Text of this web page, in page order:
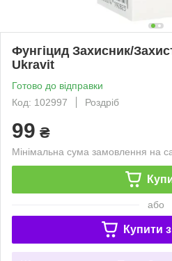
Фунгіцид Захисник/
Ukravit
Готово до відправки
Код: 102997
Роздріб
99 ₴
Мінімальна сума замовлення на
або
Купити з